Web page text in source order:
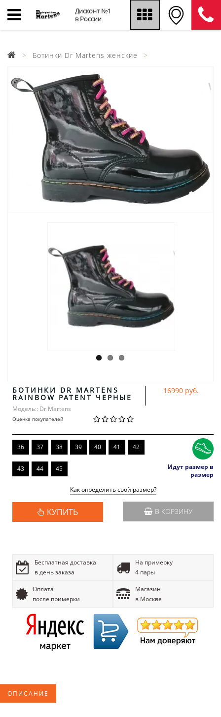
Дисконт №1
в России
Ботинки Dr Martens женские
БОТИНКИ DR MARTENS
RAINBOW PATENT ЧЕРНЫЕ
Модель:: Dr Martens
Оценка покупателей
16990 руб.
36 37 38 39 40 41 42
43 44 45
Идут размер в
размер
Как определить свой размер?
КУПИТЬ В КОРЗИНУ
Бесплатная доставка
в день заказа
На примерку
4 пары
Оплата
после примерки
Магазин
в Москве
ОПИСАНИЕ